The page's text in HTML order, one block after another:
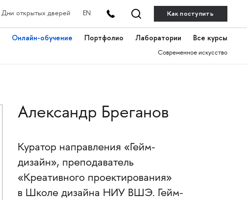
Дни открытых дверей EN Как поступить
Онлайн-обучение Портфолио Лаборатории Все курсы
Современное искусство
Александр Бреганов
Куратор направления «Гейм-
дизайн», преподаватель
«Креативного проектирования»
в Школе дизайна НИУ ВШЭ. Гейм-